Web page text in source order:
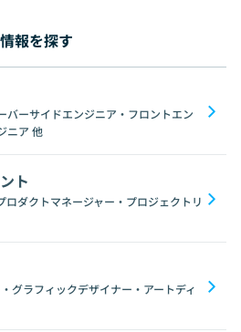
報を探す
バーサイドエンジニア・フロントエン
ニア 他
ト
ロダクトマネージャー・プロジェクトリ
グラフィックデザイナー・アートディ